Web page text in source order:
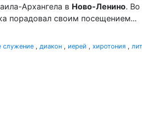
Архангела в Ново-Ленино.
порадовал своим посещением...
служение , диакон , иерей , хиротония ,